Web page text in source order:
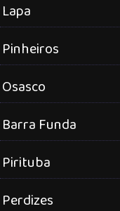
Lapa
Pinheiros
Osasco
Barra Funda
Pirituba
Perdizes